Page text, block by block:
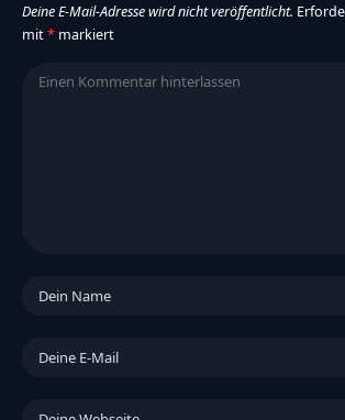
Deine E-Mail-Adresse wird nicht veröffentlicht.
mit* markiert